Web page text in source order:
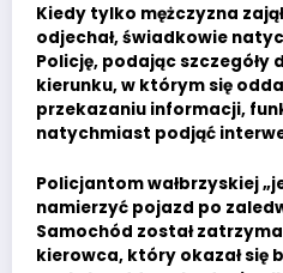
Kiedy tylko mężczyzna
odjechał, świadkowie
Policję, podając
kierunku, w którym się
przekazaniu informacji,
natychmiast podjąć
Policjantom wałbrzyskiej
namierzyć pojazd po
Samochód został
kierowca, który okazał się